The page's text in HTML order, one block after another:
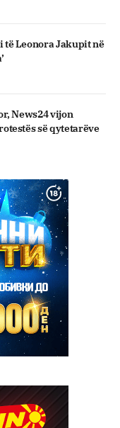
të Leonora Jakupit në
News24 vijon
së qytetarëve